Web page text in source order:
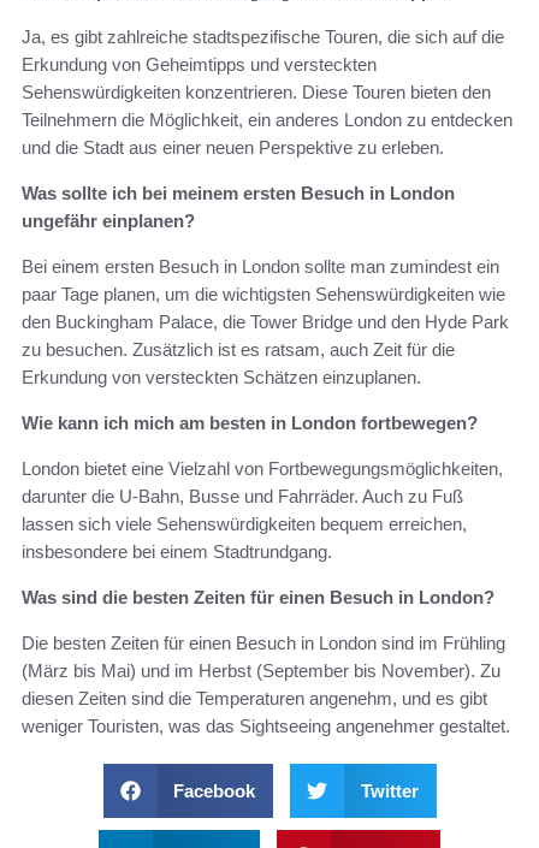
Ja, es gibt zahlreiche stadtspezifische Touren, die sich auf die
Erkundung von Geheimtipps und versteckten
Sehenswürdigkeiten konzentrieren. Diese Touren bieten den
Teilnehmern die Möglichkeit, ein anderes London zu entdecken
und die Stadt aus einer neuen Perspektive zu erleben.
Was sollte ich bei meinem ersten Besuch in London
ungefähr einplanen?
Bei einem ersten Besuch in London sollte man zumindest ein
paar Tage planen, um die wichtigsten Sehenswürdigkeiten wie
den Buckingham Palace, die Tower Bridge und den Hyde Park
zu besuchen. Zusätzlich ist es ratsam, auch Zeit für die
Erkundung von versteckten Schätzen einzuplanen.
Wie kann ich mich am besten in London fortbewegen?
London bietet eine Vielzahl von Fortbewegungsmöglichkeiten,
darunter die U-Bahn, Busse und Fahrräder. Auch zu Fuß
lassen sich viele Sehenswürdigkeiten bequem erreichen,
insbesondere bei einem Stadtrundgang.
Was sind die besten Zeiten für einen Besuch in London?
Die besten Zeiten für einen Besuch in London sind im Frühling
(März bis Mai) und im Herbst (September bis November). Zu
diesen Zeiten sind die Temperaturen angenehm, und es gibt
weniger Touristen, was das Sightseeing angenehmer gestaltet.
Facebook Twitter